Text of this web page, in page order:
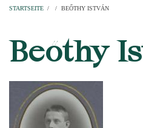
STARTSEITE / / BEŐTHY ISTVÁN
Beőthy